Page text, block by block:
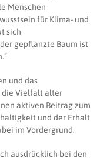
Menschen
für Klima- und
sich
gepflanzte Baum ist
und das
die Vielfalt alter
aktiven Beitrag zum
und der Erhalt
im Vordergrund.
ausdrücklich bei den